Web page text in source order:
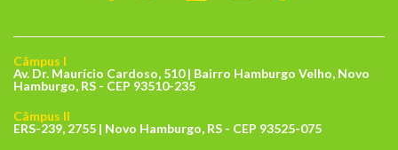
Câmpus I
Av. Dr. Maurício Cardoso, 510 | Bairro Hamburgo Velho, Novo
Hamburgo, RS - CEP 93510-235
Câmpus II
ERS-239, 2755 | Novo Hamburgo, RS - CEP 93525-075